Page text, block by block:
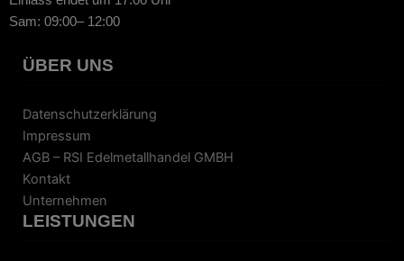
Sam: 09:00– 12:00
ÜBER UNS
Datenschutzerklärung
Impressum
AGB – RSI Edelmetallhandel GMBH
Kontakt
Unternehmen
LEISTUNGEN